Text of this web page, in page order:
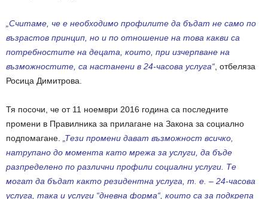
„Считаме, че е необходимо профилите да бъдат не само по
възрастов принцип, но и по отношение на това какви са
потребностите на децата, които, при изчерпване на
възможностите, са настанени в 24-часова услуга“, отбеляза
Росица Димитрова.
Тя посочи, че от 11 ноември 2016 година са последните
промени в Правилника за прилагане на Закона за социално
подпомагане. „Тези промени дават възможност всичко,
натрупано до момента като мрежа за услуги, да бъде
разпределено по различни профили социални услуги. Те
могат да бъдат както резидентна услуга, т. е. – 24-часова
услуга, така и услуги “дневна форма“, които са за подкрепа